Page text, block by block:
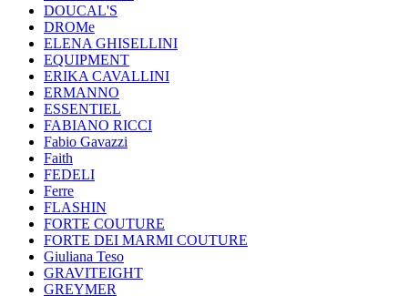
DOUCAL'S
DROMe
ELENA GHISELLINI
EQUIPMENT
ERIKA CAVALLINI
ERMANNO
ESSENTIEL
FABIANO RICCI
Fabio Gavazzi
Faith
FEDELI
Ferre
FLASHIN
FORTE COUTURE
FORTE DEI MARMI COUTURE
Giuliana Teso
GRAVITEIGHT
GREYMER